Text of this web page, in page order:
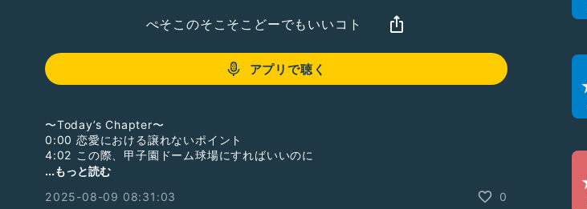
ぺそこのそこそこどーでもいいコト
アプリで聴く
〜Today’s Chapter〜
0:00 恋愛における譲れないポイント
4:02 この際、甲子園ドーム球場にすればいいのに
8:22 globeが30周年です
おたよりフォーム📮「荒山セントラル郵便局」。Radiotalk以外のプラットフォームか
...もっと読む
2025-08-09 08:31:03
0